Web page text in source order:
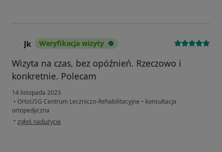
Jk Weryfikacja wizyty
Wizyta na czas, bez opóźnień. Rzeczowo i
konkretnie. Polecam
14 listopada 2023
• OrtoUSG Centrum Leczniczo-Rehabilitacyjne • konsultacja
ortopedyczna
• w opinii użytkownika Jk
zgłoś nadużycie